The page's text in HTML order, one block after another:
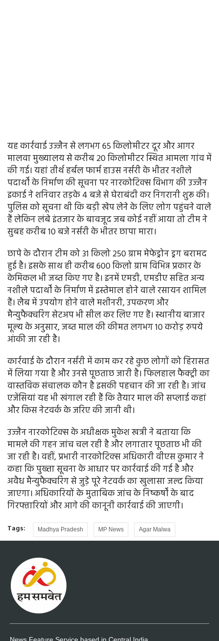
यह कार्रवाई उज्जैन से लगभग 65 किलोमीटर दूर और आगर
मालवा मुख्यालय से करीब 20 किलोमीटर स्थित आमला गांव में
की गई। यहां तीर्थ हर्बल फार्म हाउस नर्सरी के भीतर नशीले
पदार्थों के निर्माण की सूचना पर नारकोटिक्स विभाग की उज्जैन
इकाई ने शनिवार तड़के 4 बजे से घेराबंदी कर निगरानी शुरू की।
पुलिस को सूचना थी कि बड़ी खेप लेने के लिए लोग पहुंचने वाले
हैं लेकिन लंबे इंतजार के बावजूद जब कोई नहीं आया तो टीम ने
सुबह करीब 10 बजे नर्सरी के भीतर छापा मारा।
छापे के दौरान टीम को 31 किलो 250 ग्राम मेफेड्रोन ड्रग बरामद
हुई है। इसके साथ ही करीब 600 किलो ग्राम विभिन्न प्रकार के
केमिकल भी जब्त किए गए है। इनमें एमडी, एमडीए सहित अन्य
नशीले पदार्थों के निर्माण में इस्तेमाल होने वाले रसायन शामिल
हैं। लैब में उपयोग होने वाले मशीनरी, उपकरण और
मैन्युफैक्चरिंग सेटअप भी सील कर लिए गए हैं। स्थानीय बाजार
मूल्य के अनुसार, जब्त माल की कीमत लगभग 10 करोड़ रुपये
आंकी जा रही है।
कार्रवाई के दौरान नर्सरी में काम कर रहे कुछ लोगों को हिरासत
में लिया गया है और उनसे पूछताछ जारी है। फिलहाल फैक्ट्री का
वास्तविक संचालक कौन है इसकी पहचान की जा रही है। जांच
एजेंसियां यह भी खंगाल रही हैं कि तैयार माल की सप्लाई कहां
और किस नेटवर्क के जरिए की जानी थी।
उज्जैन नारकोटिक्स के अधीक्षक मुकेश खत्री ने बताया कि
मामले की गहन जांच चल रही है और लगातार पूछताछ भी की
जा रही है। वहीं, प्रभारी नारकोटिक्स अधिकारी वीएस कुमार ने
कहा कि पुख्ता सूचना के आधार पर कार्रवाई की गई है और
अवैध मैन्युफैक्चरिंग से जुड़े पूरे नेटवर्क का खुलासा जल्द किया
जाएगा। अधिकारियों के मुताबिक जांच के निष्कर्षों के बाद
गिरफ्तारियों और आगे की कानूनी कार्रवाई की जाएगी।
Tags: Madhya Pradesh MP News Agar Malwa